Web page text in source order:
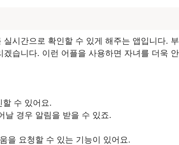
시간으로 확인할 수 있게 해주는 앱입니다.
습니다. 이런 어플을 사용하면 자녀를 더욱
할 수 있어요.
날 경우 알림을 받을 수 있죠.
을 요청할 수 있는 기능이 있어요.